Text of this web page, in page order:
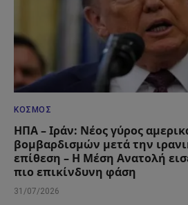
ΚΌΣΜΟΣ
ΗΠΑ – Ιράν: Νέος γύρος
βομβαρδισμών μετά την
επίθεση – Η Μέση Ανατολή
πιο επικίνδυνη φάση
31/07/2026